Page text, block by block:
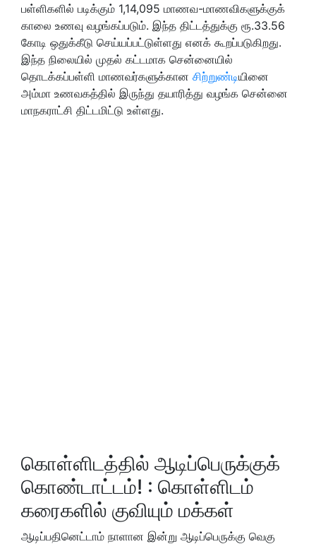
பள்ளிகளில் படிக்கும் 1,14,095 மாணவ-மாணவிகளுக்குக்
காலை உணவு வழங்கப்படும். இந்த திட்டத்துக்கு ரூ.33.56
கோடி ஒதுக்கீடு செய்யப்பட்டுள்ளது எனக் கூறப்படுகிறது.
இந்த நிலையில் முதல் கட்டமாக சென்னையில்
தொடக்கப்பள்ளி மாணவர்களுக்கான சிற்றுண்டியினை
அம்மா உணவகத்தில் இருந்து தயாரித்து வழங்க சென்னை
மாநகராட்சி திட்டமிட்டு உள்ளது.
கொள்ளிடத்தில் ஆடிப்பெருக்குக்
கொண்டாட்டம்! : கொள்ளிடம்
கரைகளில் குவியும் மக்கள்
ஆடிப்பதினெட்டாம் நாளான இன்று ஆடிப்பெருக்கு வெகு